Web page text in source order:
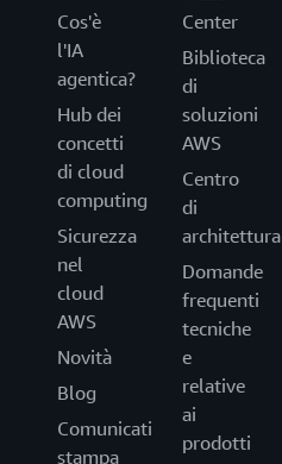
Cos'è
l'IA
agentica?
Hub dei
concetti
di cloud
computing
Sicurezza
nel
cloud
AWS
Novità
Blog
Comunicati
stampa
Center
Biblioteca
di
soluzioni
AWS
Centro
di
architettura
Domande
frequenti
tecniche
e
relative
ai
prodotti